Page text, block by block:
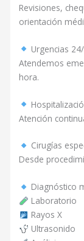
Revisiones,
orientación
Urgencias
Atendemos
hora.
Atención
Cirugías
Desde
Diagnóstico
Laboratorio
Rayos X
Ultrasonido